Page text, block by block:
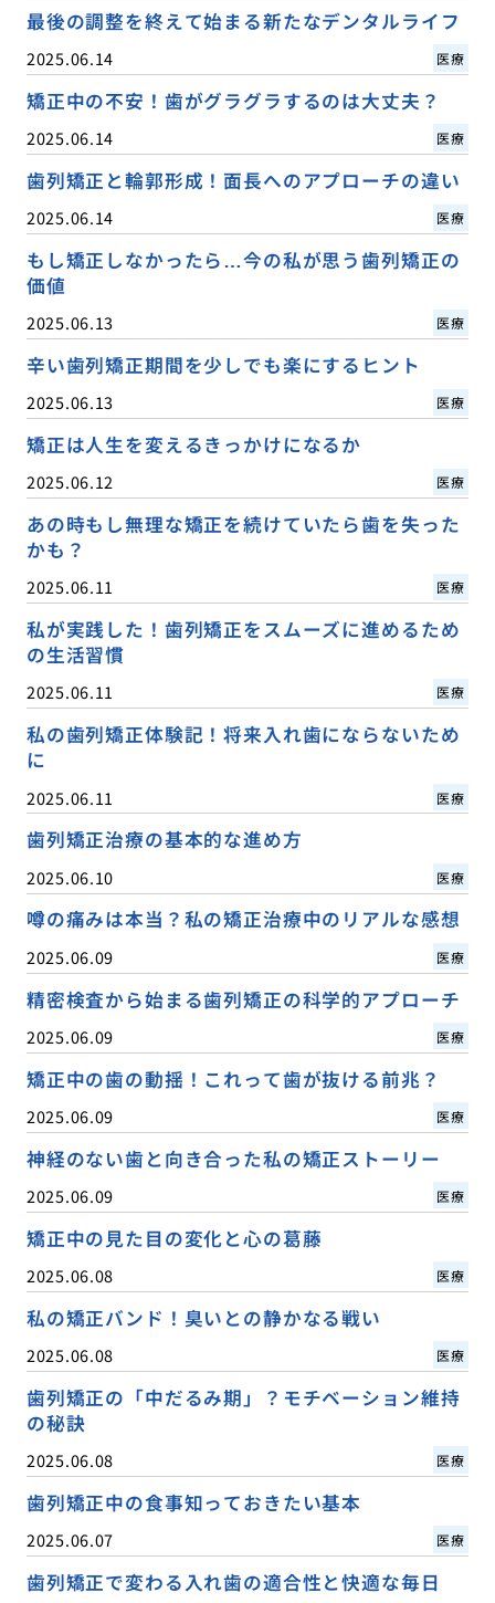
最後の調整を終えて始まる新たなデンタルライフ
2025.06.14 医療
矯正中の不安！歯がグラグラするのは大丈夫？
2025.06.14 医療
歯列矯正と輪郭形成！面長へのアプローチの違い
2025.06.14 医療
もし矯正しなかったら…今の私が思う歯列矯正の
価値
2025.06.13 医療
辛い歯列矯正期間を少しでも楽にするヒント
2025.06.13 医療
矯正は人生を変えるきっかけになるか
2025.06.12 医療
あの時もし無理な矯正を続けていたら歯を失った
かも？
2025.06.11 医療
私が実践した！歯列矯正をスムーズに進めるため
の生活習慣
2025.06.11 医療
私の歯列矯正体験記！将来入れ歯にならないため
に
2025.06.11 医療
歯列矯正治療の基本的な進め方
2025.06.10 医療
噂の痛みは本当？私の矯正治療中のリアルな感想
2025.06.09 医療
精密検査から始まる歯列矯正の科学的アプローチ
2025.06.09 医療
矯正中の歯の動揺！これって歯が抜ける前兆？
2025.06.09 医療
神経のない歯と向き合った私の矯正ストーリー
2025.06.09 医療
矯正中の見た目の変化と心の葛藤
2025.06.08 医療
私の矯正バンド！臭いとの静かなる戦い
2025.06.08 医療
歯列矯正の「中だるみ期」？モチベーション維持
の秘訣
2025.06.08 医療
歯列矯正中の食事知っておきたい基本
2025.06.07 医療
歯列矯正で変わる入れ歯の適合性と快適な毎日